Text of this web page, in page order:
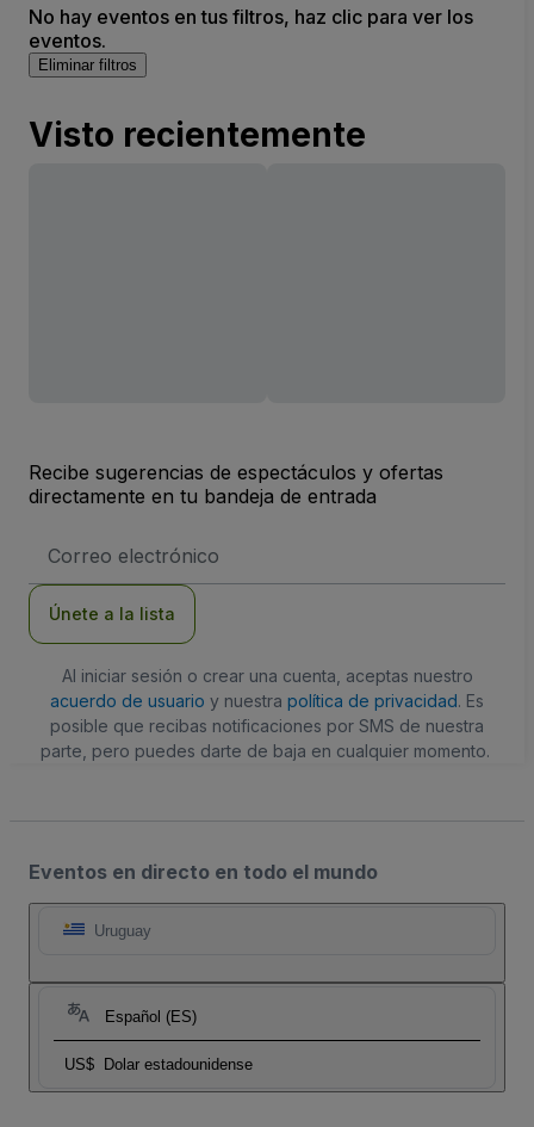
No hay eventos en tus filtros, haz clic para ver los
eventos.
Eliminar filtros
Visto recientemente
Recibe sugerencias de espectáculos y ofertas
directamente en tu bandeja de entrada
de
Únete a la lista
Al iniciar sesión o crear una cuenta, aceptas nuestro
acuerdo de usuario y nuestra política de privacidad. Es
posible que recibas notificaciones por SMS de nuestra
parte, pero puedes darte de baja en cualquier momento.
Eventos en directo en todo el mundo
Uruguay
Español (ES)
US$ Dolar estadounidense